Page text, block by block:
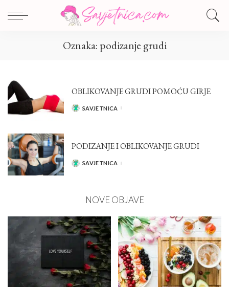
Oznaka: podizanje grudi
OBLIKOVANJE GRUDI POMOĆU GIRJE
POSTED
SAVJETNICA
PODIZANJE I OBLIKOVANJE GRUDI
POSTED
SAVJETNICA
NOVE OBJAVE